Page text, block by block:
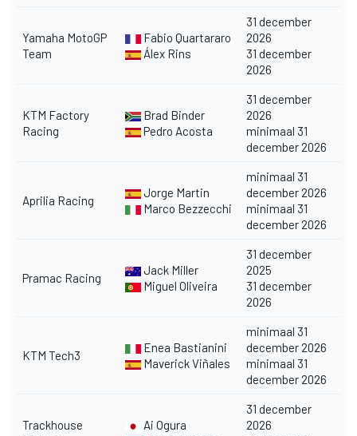
Yamaha MotoGP
Team
Fabio Quartararo
Álex Rins
31 december
2026
31 december
2026
KTM Factory
Racing
Brad Binder
Pedro Acosta
31 december
2026
minimaal 31
december 2026
Aprilia Racing
Jorge Martin
Marco Bezzecchi
minimaal 31
december 2026
minimaal 31
december 2026
Pramac Racing
Jack Miller
Miguel Oliveira
31 december
2025
31 december
2026
KTM Tech3
Enea Bastianini
Maverick Viñales
minimaal 31
december 2026
minimaal 31
december 2026
Trackhouse
Ai Ogura
31 december
2026